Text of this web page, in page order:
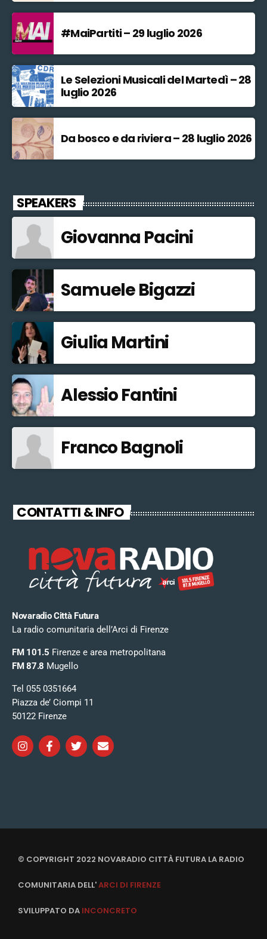
#MaiPartiti – 29 luglio 2026
Le Selezioni Musicali del Martedì – 28
luglio 2026
Da bosco e da riviera – 28 luglio 2026
SPEAKERS
Giovanna Pacini
Samuele Bigazzi
Giulia Martini
Alessio Fantini
Franco Bagnoli
CONTATTI & INFO
Novaradio Città Futura
La radio comunitaria dell’Arci di Firenze
FM 101.5 Firenze e area metropolitana
FM 87.8 Mugello
Tel 055 0351664
Piazza de’ Ciompi 11
50122 Firenze
© COPYRIGHT 2022 NOVARADIO CITTÀ FUTURA LA RADIO
COMUNITARIA DELL'ARCI DI FIRENZE
SVILUPPATO DA INCONCRETO